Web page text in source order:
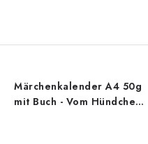
Märchenkalender A4 50g
mit Buch - Vom Hündchen